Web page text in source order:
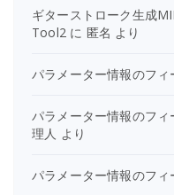
ギターストローク生成
Tool2 に 匿名 より
パラメーター情報のフィ
パラメーター情報のフィ
理人 より
パラメーター情報のフィ